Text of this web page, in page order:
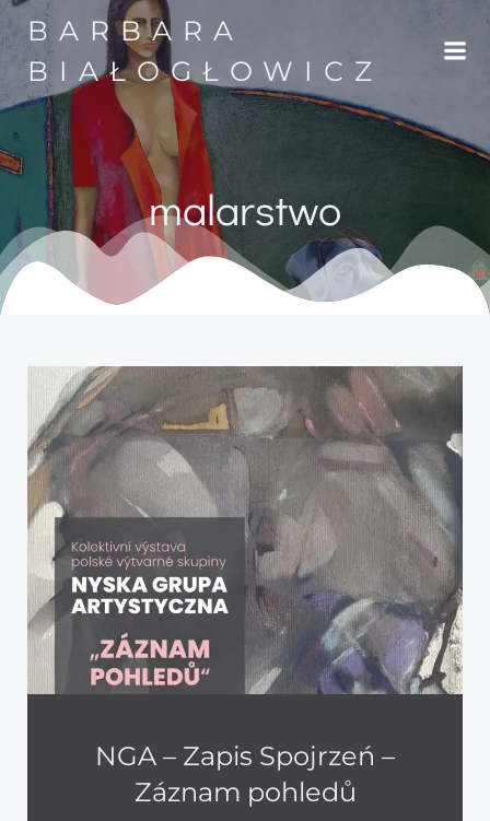
treści
BARBARA
BIAŁOGŁOWICZ
malarstwo
NGA – Zapis Spojrzeń –
Záznam pohledů